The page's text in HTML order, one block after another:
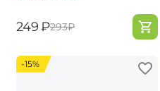
‍249‍ ₽‍293‍₽
-15%